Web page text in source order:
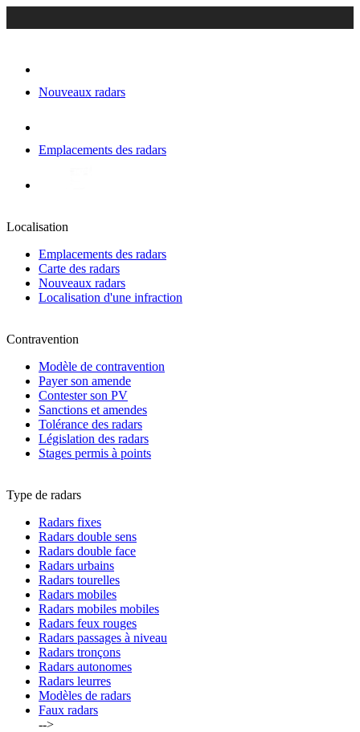
Nouveaux radars
Emplacements des radars
Localisation
Emplacements des radars
Carte des radars
Nouveaux radars
Localisation d'une infraction
Contravention
Modèle de contravention
Payer son amende
Contester son PV
Sanctions et amendes
Tolérance des radars
Législation des radars
Stages permis à points
Type de radars
Radars fixes
Radars double sens
Radars double face
Radars urbains
Radars tourelles
Radars mobiles
Radars mobiles mobiles
Radars feux rouges
Radars passages à niveau
Radars tronçons
Radars autonomes
Radars leurres
Modèles de radars
Faux radars
-->